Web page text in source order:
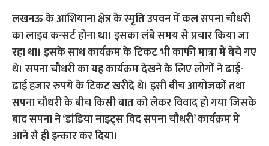
लखनऊ के आशियाना क्षेत्र के स्मृति उपवन में कल सपना चौधरी
का लाइव कन्सर्ट होना था। इसका लंबे समय से प्रचार किया जा
रहा था। इसके साथ कार्यक्रम के टिकट भी काफी मात्रा में बेचे गए
थे। सपना चौधरी का यह कार्यक्रम देखने के लिए लोगों ने ढाई-
ढाई हजार रुपये के टिकट खरीदे थे। इसी बीच आयोजकों तथा
सपना चौधरी के बीच किसी बात को लेकर विवाद हो गया जिसके
बाद सपना ने ‘डांडिया नाइट्स विद सपना चौधरी’ कार्यक्रम में
आने से ही इन्कार कर दिया।